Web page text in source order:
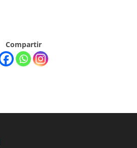
Compartir